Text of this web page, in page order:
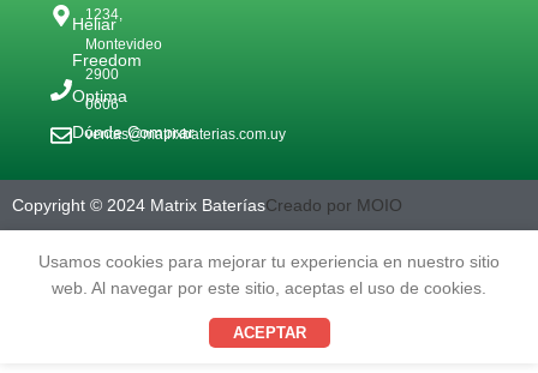
1234,
Montevideo
2900
0606
ventas@matrixbaterias.com.uy
Heliar
Freedom
Optima
Dónde Comprar
Copyright © 2024 Matrix BateríasCreado por MOIO
Usamos cookies para mejorar tu experiencia en nuestro sitio
web. Al navegar por este sitio, aceptas el uso de cookies.
ACEPTAR